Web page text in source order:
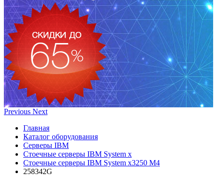
Previous Next
Главная
Каталог оборудования
Серверы IBM
Стоечные серверы IBM System x
Стоечные серверы IBM System x3250 M4
258342G